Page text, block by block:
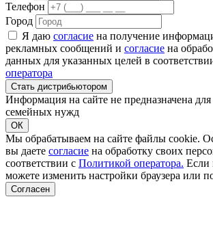
Телефон
Город
Я даю согласие на получение
рекламных сообщений и согласие на
данных для указанных целей в
оператора
Стать дистрибьютором
Информация на сайте не предназначена
семейных нужд
ОК
Мы обрабатываем на сайте файлы cookie.
вы даете согласие на обработку своих
соответствии с Политикой оператора. Если
можете изменить настройки браузера или
Согласен